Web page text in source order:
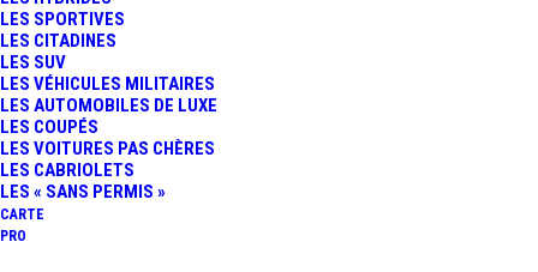
LES SPORTIVES
LES CITADINES
LES SUV
LES VÉHICULES MILITAIRES
LES AUTOMOBILES DE LUXE
LES COUPÉS
LES VOITURES PAS CHÈRES
LES CABRIOLETS
LES « SANS PERMIS »
CARTE
PRO